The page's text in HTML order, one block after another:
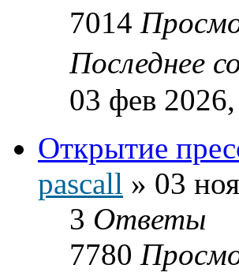
7014
Последнее
03 фев
Открытие
pascall » 03
3 Ответы
7780